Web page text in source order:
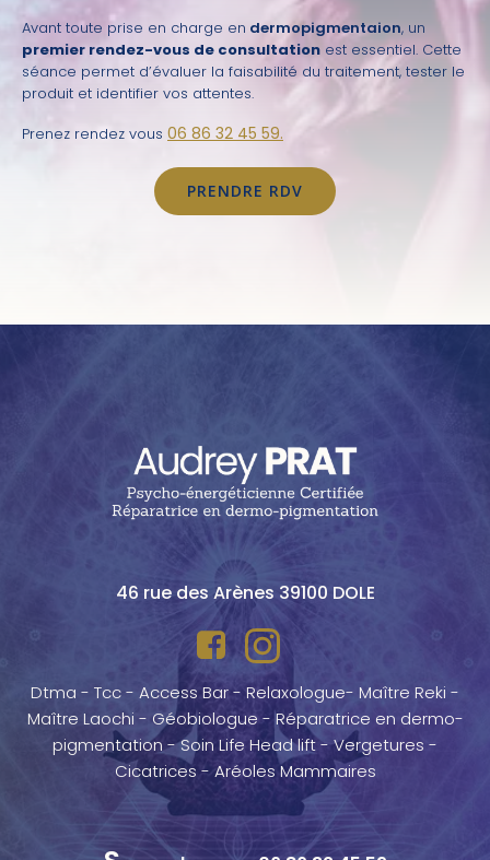
Avant toute prise en charge en dermopigmentaion, un
premier rendez-vous de consultation est essentiel. Cette
séance permet d’évaluer la faisabilité du traitement, tester le
produit et identifier vos attentes.
Prenez rendez vous 06 86 32 45 59.
PRENDRE RDV
46 rue des Arènes 39100 DOLE
Dtma - Tcc - Access Bar - Relaxologue- Maître Reki -
Maître Laochi - Géobiologue - Réparatrice en dermo-
pigmentation - Soin Life Head lift - Vergetures -
Cicatrices - Aréoles Mammaires